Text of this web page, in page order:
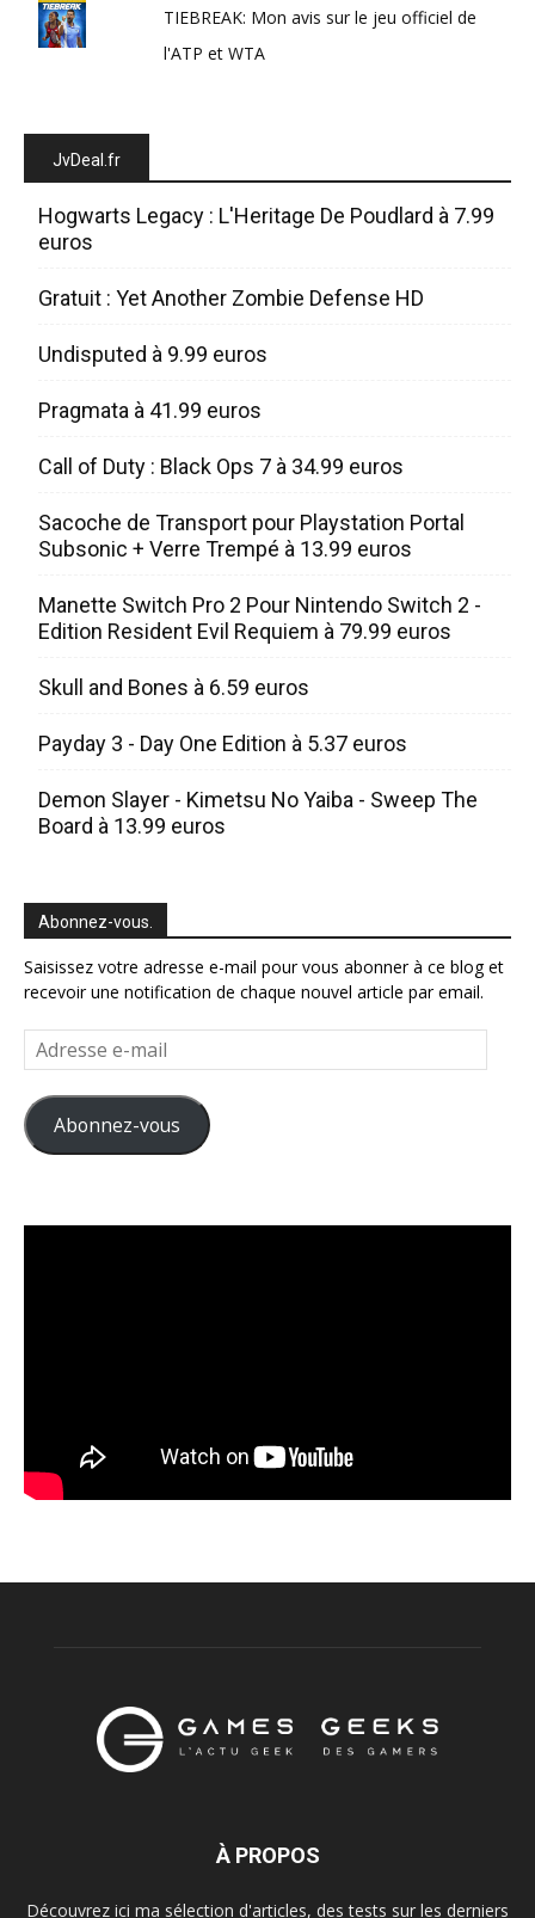
TIEBREAK: Mon avis sur le jeu officiel de
l'ATP et WTA
JvDeal.fr
Hogwarts Legacy : L'Heritage De Poudlard à 7.99
euros
Gratuit : Yet Another Zombie Defense HD
Undisputed à 9.99 euros
Pragmata à 41.99 euros
Call of Duty : Black Ops 7 à 34.99 euros
Sacoche de Transport pour Playstation Portal
Subsonic + Verre Trempé à 13.99 euros
Manette Switch Pro 2 Pour Nintendo Switch 2 -
Edition Resident Evil Requiem à 79.99 euros
Skull and Bones à 6.59 euros
Payday 3 - Day One Edition à 5.37 euros
Demon Slayer - Kimetsu No Yaiba - Sweep The
Board à 13.99 euros
Abonnez-vous.
Saisissez votre adresse e-mail pour vous abonner à ce blog et
recevoir une notification de chaque nouvel article par email.
Adresse
e-
mail
Abonnez-vous
À PROPOS
Découvrez ici ma sélection d'articles, des tests sur les derniers